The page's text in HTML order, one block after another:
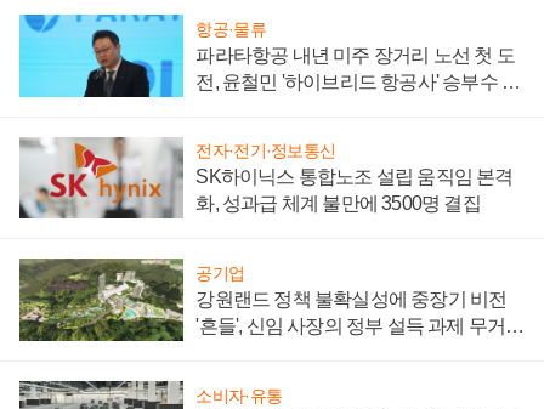
항공·물류
파라타항공 내년 미주 장거리 노선 첫 도
전, 윤철민 '하이브리드 항공사' 승부수 통
전자·전기·정보통신
SK하이닉스 통합노조 설립 움직임 본격
화, 성과급 체계 불만에 3500명 결집
공기업
강원랜드 정책 불확실성에 중장기 비전
'흔들', 신임 사장의 정부 설득 과제 무거워
소비자·유통